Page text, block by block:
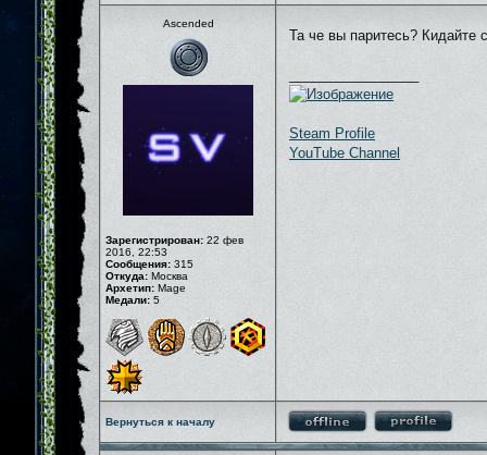
Ascended
Зарегистрирован: 22 фев
2016, 22:53
Сообщения: 315
Откуда: Москва
Архетип: Mage
Медали: 5
Та че вы паритесь? Кидайте
Steam Profile
YouTube Channel
Вернуться к началу